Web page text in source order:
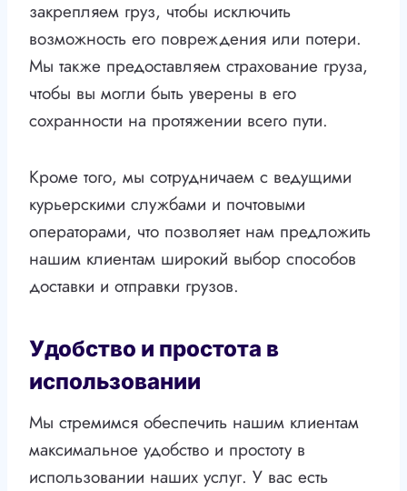
закрепляем груз, чтобы исключить
возможность его повреждения или потери.
Мы также предоставляем страхование груза,
чтобы вы могли быть уверены в его
сохранности на протяжении всего пути.
Кроме того, мы сотрудничаем с ведущими
курьерскими службами и почтовыми
операторами, что позволяет нам предложить
нашим клиентам широкий выбор способов
доставки и отправки грузов.
Удобство и простота в
использовании
Мы стремимся обеспечить нашим клиентам
максимальное удобство и простоту в
использовании наших услуг. У вас есть